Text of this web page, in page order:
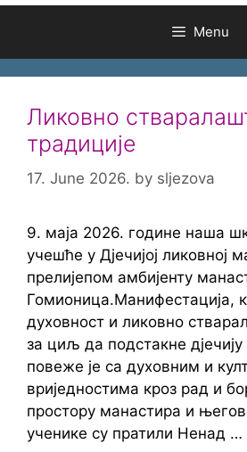
Menu
Ликовно
традиције
17. June 2026. by sljezova
9. маја 2026. године наша
учешће у Дјечијој ликовној
прелијепом амбијенту
Гомионица.Манифестација,
духовност и ликовно
за циљ да подстакне
повеже је са духовним и
вриједностима кроз рад и
простору манастира и
ученике су пратили Ненад …